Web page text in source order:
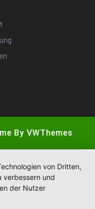
By VWThemes
von Dritten,
verbessern und
der Nutzer